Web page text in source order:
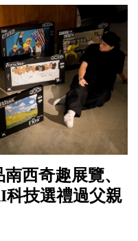
西奇趣展覽、
科技選禮過父親